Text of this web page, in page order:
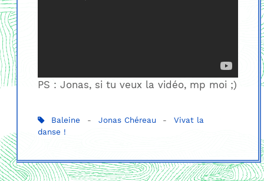
PS : Jonas, si tu veux la vidéo, mp moi ;)
Baleine - Jonas Chéreau -
Vivat la
danse !